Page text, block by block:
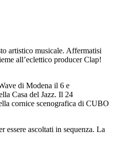
artistico musicale. Affermatisi
all’eclettico producer Clap!
di Modena il 6 e
Casa del Jazz. Il 24
cornice scenografica di CUBO
ascoltati in sequenza. La